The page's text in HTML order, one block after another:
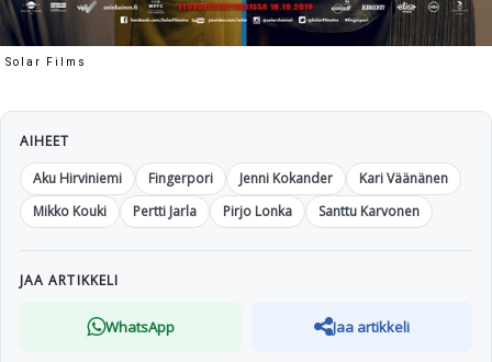
Solar Films
AIHEET
Aku Hirviniemi
Fingerpori Jenni Kokander
Kari Väänänen
Mikko Kouki
Pertti Jarla Pirjo Lonka Santtu Karvonen
JAA ARTIKKELI
WhatsApp Jaa artikkeli